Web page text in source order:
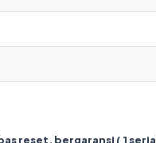
reset, bergaransi ( 1